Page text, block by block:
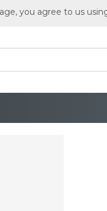
you agree to us